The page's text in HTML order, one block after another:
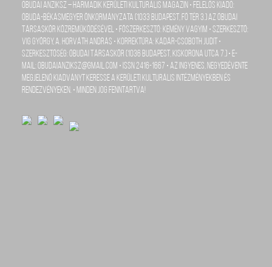
Óbudai Anziksz – Harmadik kerületi kulturális magazin • Felelős kiadó:
Óbuda-Békásmegyer Önkormányzata (1033 Budapest, Fő tér 3.) az Óbudai
Társaskör közreműködésével • Főszerkesztő: Kemény Vagyim • szerkesztő:
Vig György, A. Horváth András • Korrektúra: Kádár-Csoboth Judit •
szerkesztőség: Óbudai Társaskör (1036 Budapest, Kiskorona utca 7.) • e-
mail: obudaianziksz@gmail.com • ISSN 2416-1667 • Az ingyenes, negyedévente
megjelenő kiadványt keresse a kerületi kulturális intézményekben és
rendezvényeken. • Minden jog fenntartva!